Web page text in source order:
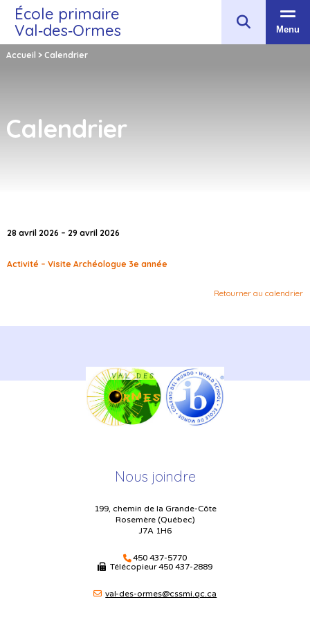
École primaire
Val‑des‑Ormes
Menu
Accueil > Calendrier
Calendrier
28 avril 2026 – 29 avril 2026
Activité – Visite Archéologue 3e année
Retourner au calendrier
Nous joindre
199, chemin de la Grande-Côte
Rosemère (Québec)
J7A 1H6
450 437-5770
Télécopieur450 437-2889
val-des-ormes@cssmi.qc.ca